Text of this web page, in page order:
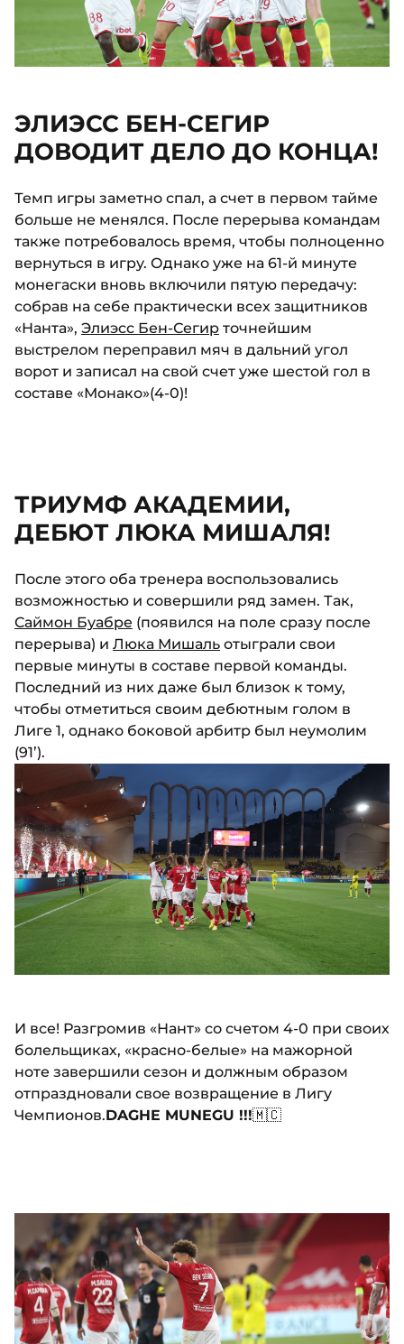
ЭЛИЭСС БЕН-СЕГИР
ДОВОДИТ ДЕЛО ДО КОНЦА!
Темп игры заметно спал, а счет в первом тайме
больше не менялся. После перерыва командам
также потребовалось время, чтобы полноценно
вернуться в игру. Однако уже на 61-й минуте
монегаски вновь включили пятую передачу:
собрав на себе практически всех защитников
«Нанта», Элиэсс Бен-Сегир точнейшим
выстрелом переправил мяч в дальний угол
ворот и записал на свой счет уже шестой гол в
составе «Монако»(4-0)!
ТРИУМФ АКАДЕМИИ,
ДЕБЮТ ЛЮКА МИШАЛЯ!
После этого оба тренера воспользовались
возможностью и совершили ряд замен. Так,
Саймон Буабре (появился на поле сразу после
перерыва) и Люка Мишаль отыграли свои
первые минуты в составе первой команды.
Последний из них даже был близок к тому,
чтобы отметиться своим дебютным голом в
Лиге 1, однако боковой арбитр был неумолим
(91’).
И все! Разгромив «Нант» со счетом 4-0 при своих
болельщиках, «красно-белые» на мажорной
ноте завершили сезон и должным образом
отпраздновали свое возвращение в Лигу
Чемпионов.DAGHE MUNEGU !!!🇲🇨